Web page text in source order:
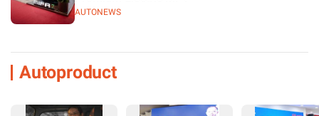
AUTONEWS
Autoproduct